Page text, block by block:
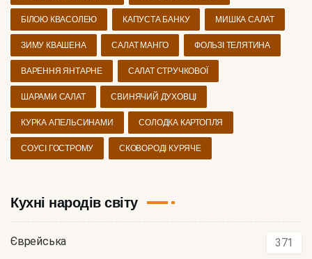
БІЛОЮ КВАСОЛЕЮ КАПУСТА БАНКУ МИШКА САЛАТ
ЗИМУ КВАШЕНА САЛАТ МАНГО ФОЛЬЗІ ТЕЛЯТИНА
ВАРЕННЯ ЯНТАРНЕ САЛАТ СТРУЧКОВОЇ
ШАРАМИ САЛАТ СВИНЯЧИЙ ДУХОВЦІ
КУРКА АПЕЛЬСИНАМИ СОЛОДКА КАРТОПЛЯ
СОУСІ ГОСТРОМУ СКОВОРОДІ КУРЯЧЕ
Кухні народів світу
Єврейська 371